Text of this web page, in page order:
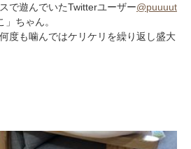
で遊んでいたTwitterユーザー@puuuut
ちゃん。
度も噛んではケリケリを繰り返し盛大